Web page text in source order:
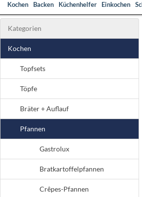
Kochen Backen Küchenhelfer Einkochen
Kategorien
Kochen
Topfsets
Töpfe
Bräter + Auflauf
Pfannen
Gastrolux
Bratkartoffelpfannen
Crêpes-Pfannen